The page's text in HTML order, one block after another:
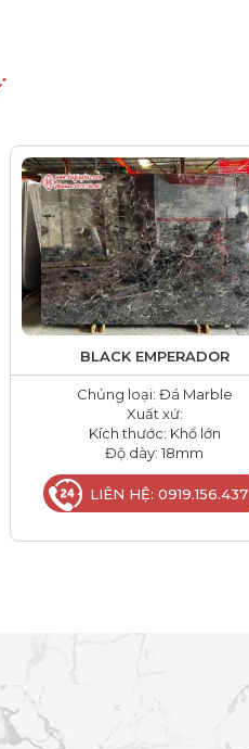
BLACK EMPERADOR
Chủng loại: Đá Marble
Xuất xứ:
Kích thước: Khổ lớn
Độ dày: 18mm
LIÊN HỆ: 0919.156.437